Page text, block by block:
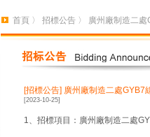
首頁 〉 招標公告 〉 廣州廠制造二
[招標公告] 廣州廠制造二處GYB7
[2023-10-25]
1、招標項目：廣州廠制造二處